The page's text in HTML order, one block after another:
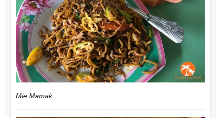
Mie Mamak